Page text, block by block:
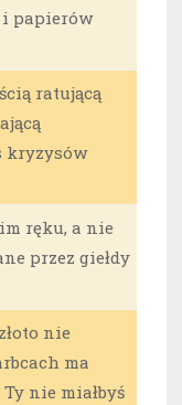
papierów
ratującą
kryzysów
ręku, a nie
przez giełdy
nie
ma
nie miałbyś